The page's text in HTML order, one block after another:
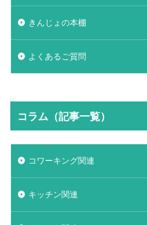
きんじょの本棚
よくあるご質問
コラム（記事一覧）
コワーキング関連
キッチン関連